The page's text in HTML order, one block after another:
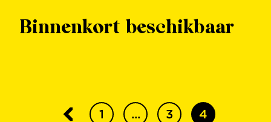
Binnenkort beschikbaar
1 ... 3 4